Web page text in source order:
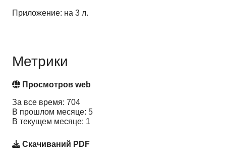
Приложение: на 3 л.
Метрики
Просмотров web
За все время: 704
В прошлом месяце: 5
В текущем месяце: 1
Скачиваний PDF